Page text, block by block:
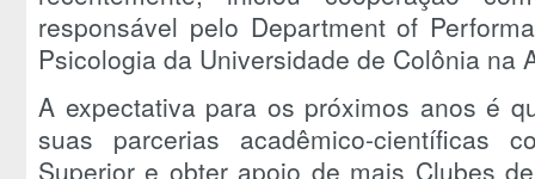
responsável pelo Department of
Psicologia da Universidade de Colônia na
A expectativa para os próximos anos é
suas parcerias acadêmico-científicas
Superior e obter apoio de mais Clubes